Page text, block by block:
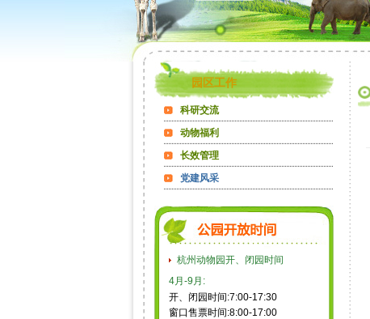
园区工作
科研交流
动物福利
长效管理
党建风采
杭州动物园开、闭园时间
4月-9月:
开、闭园时间:7:00-17:30
窗口售票时间:8:00-17:00